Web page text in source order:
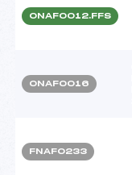
ONAF0012.FFS
ONAF0016
FNAF0233